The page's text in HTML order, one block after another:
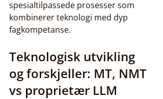
spesialtilpassede prosesser som
kombinerer teknologi med dyp
fagkompetanse.
Teknologisk utvikling
og forskjeller: MT, NMT
vs proprietær LLM